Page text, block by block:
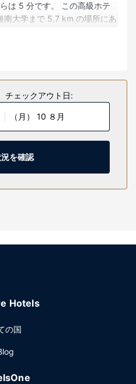
は 5 分です。 この高級ホテ
南大学まで 5.7 km の場所にあ
だけます。ベッドに、羽毛の
ます。客室ではWiFi (無料)を
ムには、個別の浴槽とシャワ
アドライヤーが備わっていま
間営業のフィットネスセンタ
ジでお好みのドリンクを召し
いただけます (有料)。
お使いいただけます。海口で
チェックアウト日:
（月） 10 ８月
を確認
Hotels
の国